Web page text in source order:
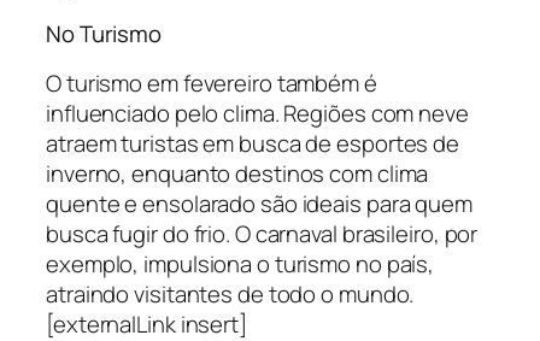
No Turismo
O turismo em fevereiro também é
influenciado pelo clima. Regiões com neve
atraem turistas em busca de esportes de
inverno, enquanto destinos com clima
quente e ensolarado são ideais para quem
busca fugir do frio. O carnaval brasileiro, por
exemplo, impulsiona o turismo no país,
atraindo visitantes de todo o mundo.
[externalLink insert]